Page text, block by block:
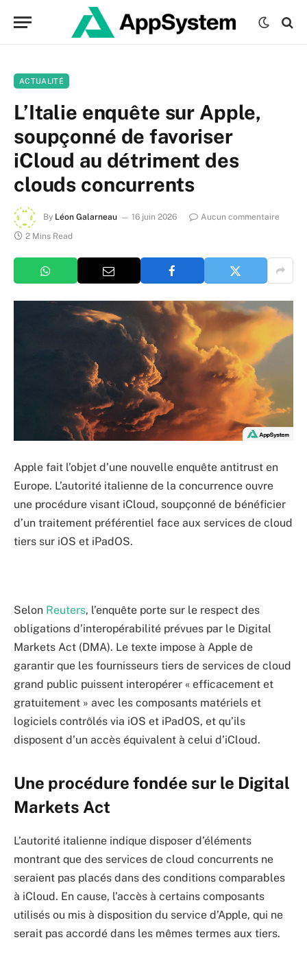
ACTUALITÉ
L’Italie enquête sur Apple,
soupçonné de favoriser
iCloud au détriment des
clouds concurrents
By Léon Galarneau 16 juin 2026
Aucun commentaire
2 Mins Read
Apple fait l’objet d’une nouvelle enquête antitrust en
Europe. L’autorité italienne de la concurrence ouvre
une procédure visant iCloud, soupçonné de bénéficier
d’un traitement préférentiel face aux services de cloud
tiers sur iOS et iPadOS.
Selon Reuters, l’enquête porte sur le respect des
obligations d’interopérabilité prévues par le Digital
Markets Act (DMA). Le texte impose à Apple de
garantir que les fournisseurs tiers de services de cloud
grand public puissent interopérer « efficacement et
gratuitement » avec les composants matériels et
logiciels contrôlés via iOS et iPadOS, et qu’ils
disposent d’un accès équivalent à celui d’iCloud.
Une procédure fondée sur le Digital
Markets Act
L’autorité italienne indique disposer d’éléments
montrant que des services de cloud concurrents ne
seraient pas placés dans des conditions comparables
à iCloud. En cause, l’accès à certains composants
utilisés ou mis à disposition du service d’Apple, qui ne
serait pas accordé dans les mêmes termes aux tiers.